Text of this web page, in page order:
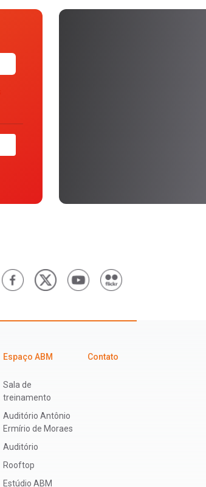
Espaço ABM
Sala de
treinamento
Auditório Antônio
Ermírio de Moraes
Auditório
Rooftop
Estúdio ABM
Contato